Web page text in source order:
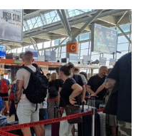
coraz więcej
urlop w Azji.
i najtańsze na
najchętniej
sposób na
lotniczych -
w bardzo
rośnie!”